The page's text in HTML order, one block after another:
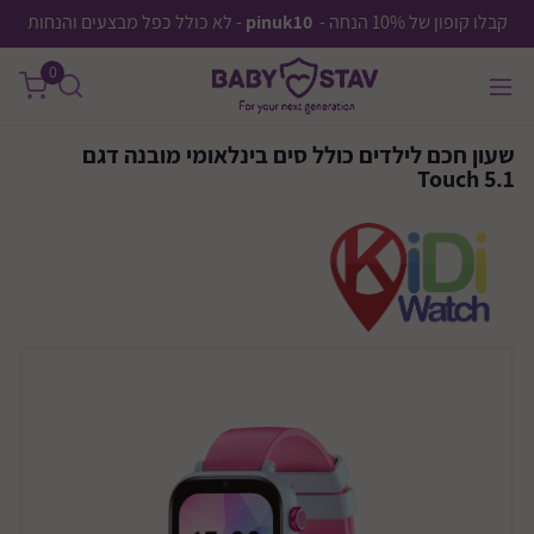
קבלו קופון של 10% הנחה - pinuk10 - לא כולל כפל מבצעים והנחות
0
שעון חכם לילדים כולל סים בינלאומי מובנה דגם
Touch 5.1